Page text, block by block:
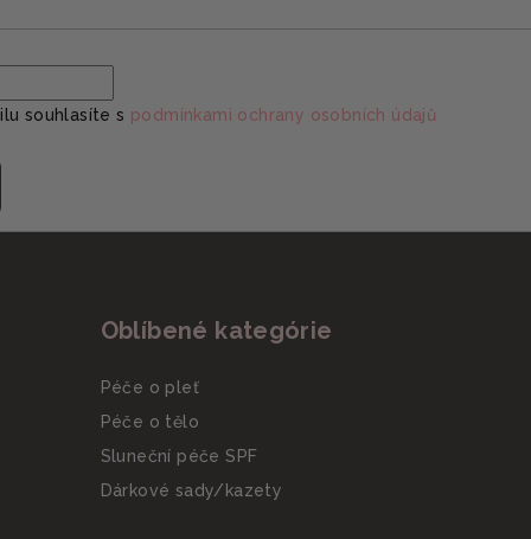
souhlasíte s podmínkami ochrany osobních údajů
Oblíbené kategórie
Péče o pleť
Péče o tělo
Sluneční péče SPF
Dárkové sady/kazety